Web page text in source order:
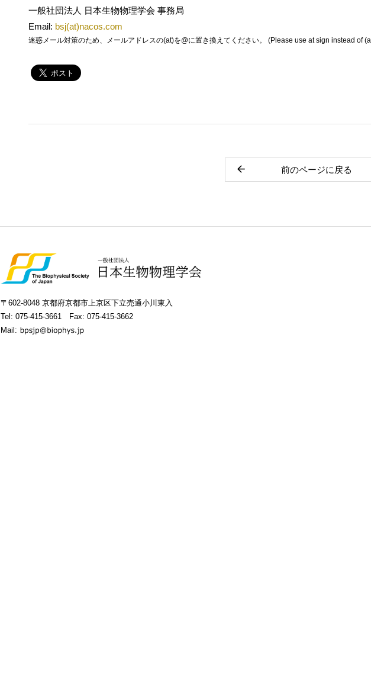
一般社団法人 日本生物物理学会 事務局
Email: bsj(at)nacos.com
迷惑メール対策のため、メールアドレスの(at)を@に置き換えてください。 (Please use at sign instead of
前のページに戻る
〒602-8048 京都府京都市上京区下立売通小川東入
Tel: 075-415-3661 Fax: 075-415-3662
Mail: